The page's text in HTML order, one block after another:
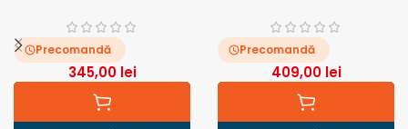
Precomandă
345,00 lei
Precomandă
409,00 lei